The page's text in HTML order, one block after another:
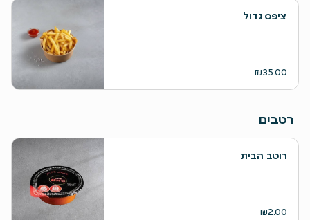
ציפס גדול
₪35.00
רטבים
רוטב הבית
₪2.00